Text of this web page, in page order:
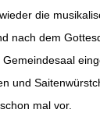
die
nach dem
und
mal vor.